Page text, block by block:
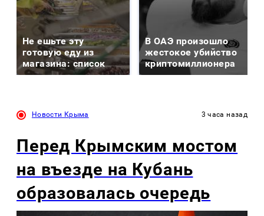
Не ешьте эту
готовую еду из
магазина: список
В ОАЭ произошло
жестокое убийство
криптомиллионера
Новости Крыма 3 часа назад
Перед Крымским мостом
на въезде на Кубань
образовалась очередь